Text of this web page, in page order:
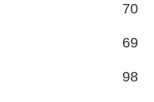
70
69
98